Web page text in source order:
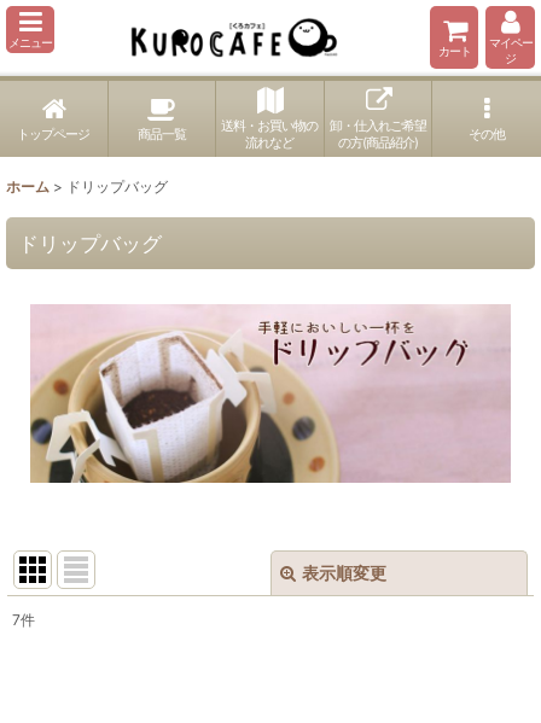
メニュー
カート
マイペー
ジ
トップページ 商品一覧
送料・お買い物の
流れなど
卸・仕入れご希望
の方(商品紹介)
その他
ホーム > ドリップバッグ
ドリップバッグ
表示順変更
7件